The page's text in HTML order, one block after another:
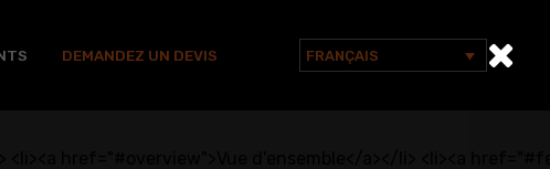
DEMANDEZ UN DEVIS
Rechercher :
FRANÇAIS